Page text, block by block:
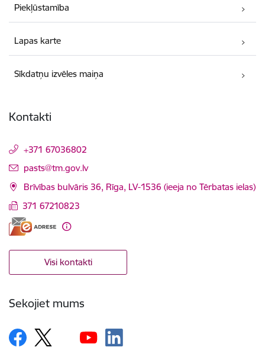
Piekļūstamība
Lapas karte
Sīkdatņu izvēles maiņa
Kontakti
+371 67036802
E-pasts:
pasts@tm.gov.lv
Brīvības bulvāris 36, Rīga, LV-1536 (ieeja no Tērbatas ielas)
371 67210823
Visi kontakti
Sekojiet mums